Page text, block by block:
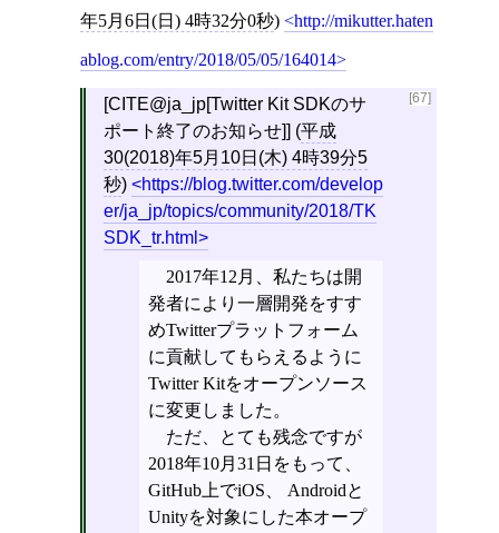
年5月6日(日) 4時32分0秒) http://mikutter.haten
ablog.com/entry/2018/05/05/164014
[67]
[CITE@ja_jp[Twitter Kit SDKのサ
ポート終了のお知らせ]] (平成
30(2018)年5月10日(木) 4時39分5
秒)
https://blog.twitter.com/develop
er/ja_jp/topics/community/2018/TK
SDK_tr.html
2017年12月、私たちは開
発者により一層開発をすす
めTwitterプラットフォーム
に貢献してもらえるように
Twitter Kitをオープンソース
に変更しました。
ただ、とても残念ですが
2018年10月31日をもって、
GitHub上でiOS、 Androidと
Unityを対象にした本オープ